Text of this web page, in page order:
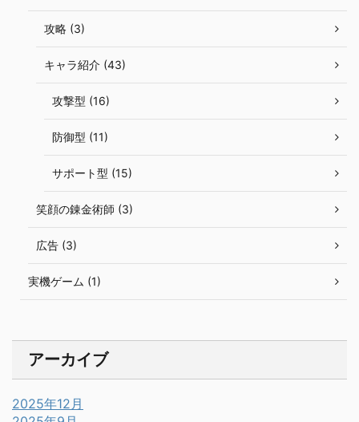
攻略 (3)
キャラ紹介 (43)
攻撃型 (16)
防御型 (11)
サポート型 (15)
笑顔の錬金術師 (3)
広告 (3)
実機ゲーム (1)
アーカイブ
2025年12月